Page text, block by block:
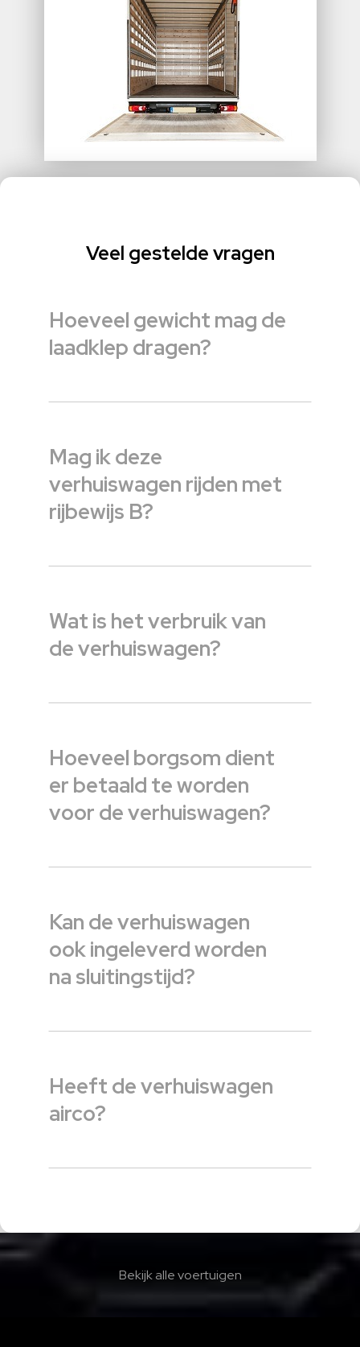
Veel gestelde vragen
Hoeveel gewicht mag de
laadklep dragen?
Mag ik deze
verhuiswagen rijden met
rijbewijs B?
Wat is het verbruik van
de verhuiswagen?
Hoeveel borgsom dient
er betaald te worden
voor de verhuiswagen?
Kan de verhuiswagen
ook ingeleverd worden
na sluitingstijd?
Heeft de verhuiswagen
airco?
Bekijk alle voertuigen